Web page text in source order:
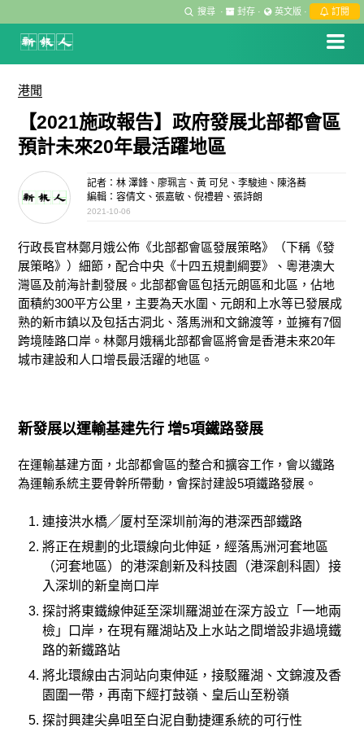
搜尋 · 封存 · 英文版 · 訂閱
港聞
【2021施政報告】政府發展北部都會區
預計未來20年最活躍地區
記者：林 澤鋒、廖珮言、黃 可兒、李駿迪、陳洛蕎
編輯：容倩文、張嘉敏、倪禮碧、張詩朗
2021-10-06
行政長官林鄭月娥公佈《北部都會區發展策略》（下稱《發
展策略》）細節，配合中央《十四五規劃綱要》、粵港澳大
灣區及前海計劃發展。北部都會區包括元朗區和北區，佔地
面積約300平方公里，主要為天水圍、元朗和上水等已發展成
熟的新市鎮以及包括古洞北、落馬洲和文錦渡等，並擁有7個
跨境陸路口岸。林鄭月娥稱北部都會區將會是香港未來20年
城市建設和人口增長最活躍的地區。
新發展以運輸基建先行 增5項鐵路發展
在運輸基建方面，北部都會區的整合和擴容工作，會以鐵路
為運輸系統主要骨幹所帶動，會探討建設5項鐵路發展。
連接洪水橋╱厦村至深圳前海的港深西部鐵路
將正在規劃的北環線向北伸延，經落馬洲河套地區
（河套地區）的港深創新及科技園（港深創科園）接
入深圳的新皇崗口岸
探討將東鐵線伸延至深圳羅湖並在深方設立「一地兩
檢」口岸，在現有羅湖站及上水站之間增設非過境鐵
路的新鐵路站
將北環線由古洞站向東伸延，接駁羅湖、文錦渡及香
園圍一帶，再南下經打鼓嶺、皇后山至粉嶺
探討興建尖鼻咀至白泥自動捷運系統的可行性